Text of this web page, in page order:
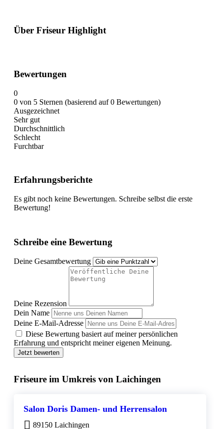
Über Friseur Highlight
Bewertungen
0
0 von 5 Sternen (basierend auf 0 Bewertungen)
Ausgezeichnet
Sehr gut
Durchschnittlich
Schlecht
Furchtbar
Erfahrungsberichte
Es gibt noch keine Bewertungen. Schreibe selbst die erste
Bewertung!
Schreibe eine Bewertung
Deine Gesamtbewertung
Deine Rezension
Dein Name
Deine E-Mail-Adresse
Diese Bewertung basiert auf meiner persönlichen
Erfahrung und entspricht meiner eigenen Meinung.
Jetzt bewerten
Friseure im Umkreis von Laichingen
Salon Doris Damen- und Herrensalon
89150 Laichingen